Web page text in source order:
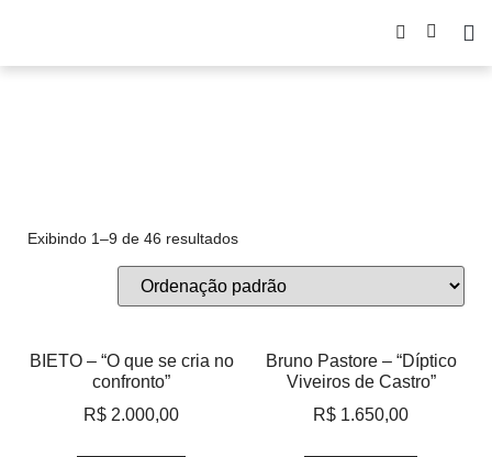
Exibindo 1–9 de 46 resultados
BIETO – “O que se cria no
confronto”
R$ 2.000,00
Bruno Pastore – “Díptico
Viveiros de Castro”
R$ 1.650,00